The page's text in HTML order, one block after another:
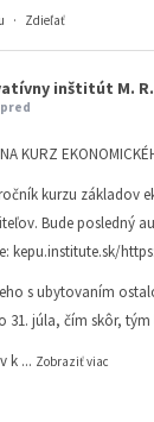
· Zdieľať
inštitút M.
KURZ
kurzu základov
Bude posledný
kepu.institute.sk/
s ubytovaním
31. júla, čím skôr, tým
k ... Zobraziť viac